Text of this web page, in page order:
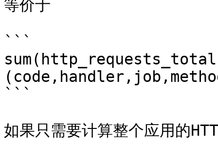
等价于
```
```
如果只需要计算整个应用的